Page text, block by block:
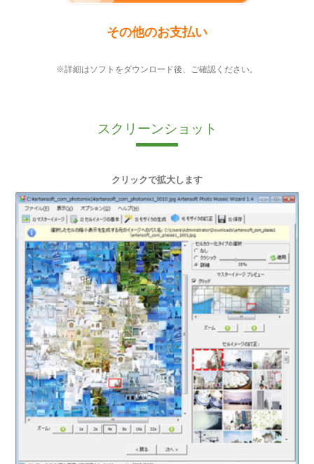
その他のお支払い
※詳細はソフトをダウンロード後、ご確認ください。
スクリーンショット
クリックで拡大します